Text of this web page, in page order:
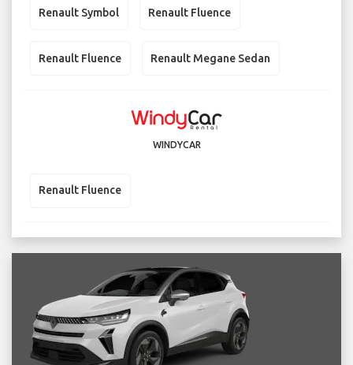
Renault Symbol Renault Fluence
Renault Fluence Renault Megane Sedan
WINDYCAR
Renault Fluence